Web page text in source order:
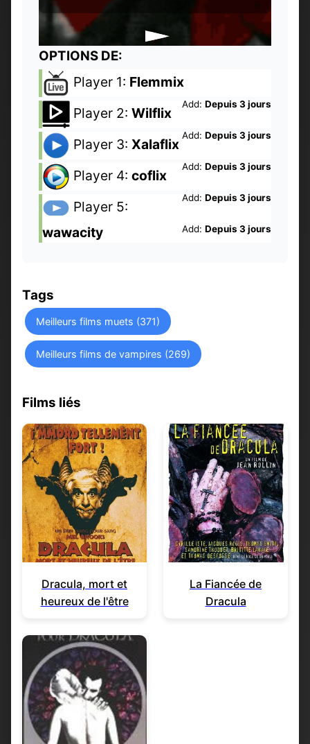
OPTIONS DE:
Player 1: Flemmix
Add: Depuis 3 jours
Player 2: Wilflix
Add: Depuis 3 jours
Player 3: Xalaflix
Add: Depuis 3 jours
Player 4: coflix
Add: Depuis 3 jours
Player 5:
wawacity
Add: Depuis 3 jours
Tags
Meilleurs films muets (371)
Meilleurs films de vampires (269)
Films liés
Dracula, mort et
heureux de l'être
La Fiancée de
Dracula